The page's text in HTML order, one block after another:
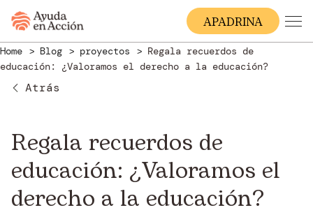
APADRINA
Home Blog proyectos
Regala recuerdos de
educación: ¿Valoramos el derecho a la educación?
Atrás
Regala recuerdos de
educación: ¿Valoramos el
derecho a la educación?